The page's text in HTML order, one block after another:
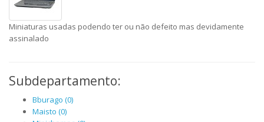
Miniaturas usadas podendo ter ou não defeito mas devidamente
assinalado
Subdepartamento:
Bburago (0)
Maisto (0)